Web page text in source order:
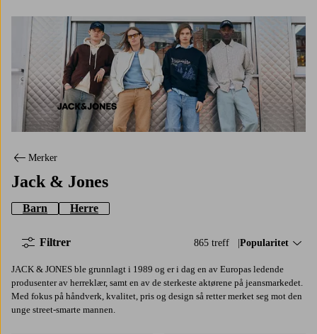
Jack & Jones
Merker
Jack & Jones
Barn Herre
865 treff Sorter på:
Popularitet
Filtrer
JACK & JONES ble grunnlagt i 1989 og er i dag en av Europas ledende
produsenter av herreklær, samt en av de sterkeste aktørene på jeansmarkedet.
Med fokus på håndverk, kvalitet, pris og design så retter merket seg mot den
unge street-smarte mannen.